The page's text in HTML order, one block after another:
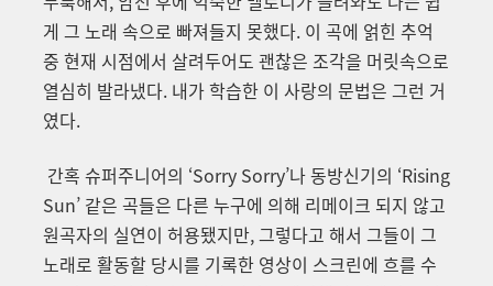
게 그 노래 속으로 빠져들지 못했다. 이 곡에 얽힌 추억
중 현재 시점에서 살려두어도 괜찮은 조각을 머릿속으로
열심히 발라냈다. 내가 학습한 이 사랑의 문법은 그런 거
였다.
간혹 슈퍼주니어의 ‘Sorry Sorry’나 동방신기의 ‘Rising
Sun’ 같은 곡들은 다른 누구에 의해 리메이크 되지 않고
원곡자의 실연이 허용됐지만, 그렇다고 해서 그들이 그
노래로 활동할 당시를 기록한 영상이 스크린에 흐를 수